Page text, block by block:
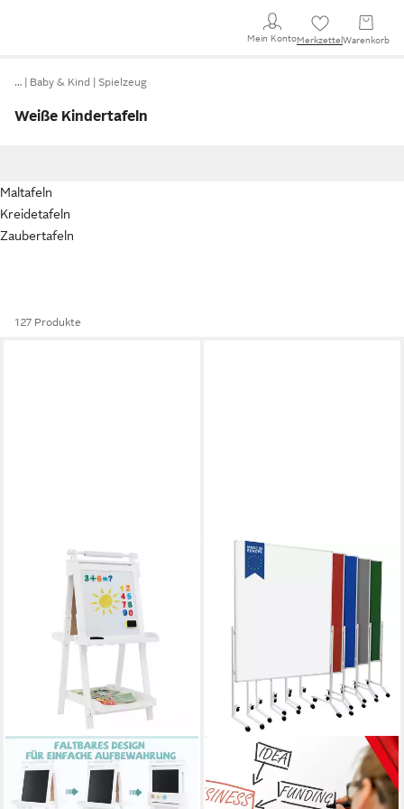
Mein KontoMerkzettel Warenkorb
… Baby & Kind Spielzeug
Weiße Kindertafeln
Maltafeln
Kreidetafeln
Zaubertafeln
127 Produkte